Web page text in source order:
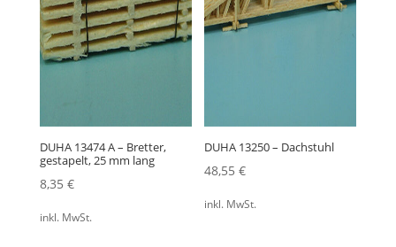
DUHA 13474 A – Bretter,
gestapelt, 25 mm lang
8,35 €
inkl. MwSt.
DUHA 13250 – Dachstuhl
48,55€
inkl. MwSt.